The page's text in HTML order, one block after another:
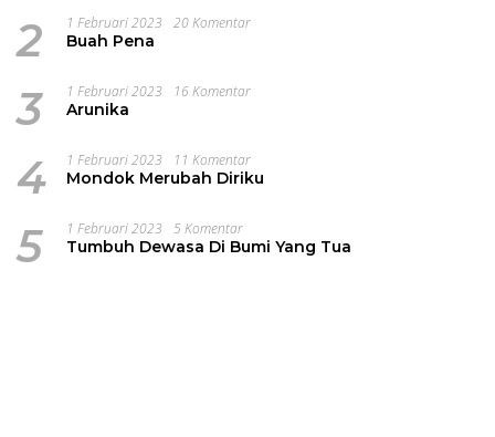
2 1 Februari 2023 20 Komentar
Buah Pena
3 1 Februari 2023 16 Komentar
Arunika
4 1 Februari 2023 11 Komentar
Mondok Merubah Diriku
5 1 Februari 2023 5 Komentar
Tumbuh Dewasa Di Bumi Yang Tua